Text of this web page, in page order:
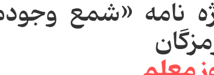
نامه «شمع